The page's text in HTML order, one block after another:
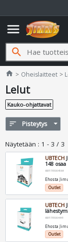
menu
search
home Jimms.fi
Oheislaitteet
Lelut
Kauko-ohjattavat
sort Pisteytys
Näytetään : 1 - 3 / 3
UBTECH
148 osaa
6931705004564
Ehosta
Outlet
UBTECH
6931705004441
Ehosta
Outlet